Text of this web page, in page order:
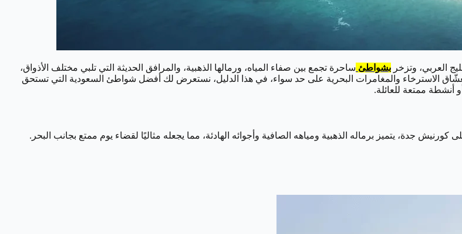
العربي، وتزخر بشواطئ ساحرة تجمع بين صفاء المياه، ورمالها الذهبية، والمرافق الحديثة التي تلبي مختلف الأذواق،
السعودية وجهة مثالية لعشّاق الاسترخاء والمغامرات البحرية على حد سواء، في هذا الدليل، نستعرض لك أفضل شواطئ السعودية التي تستحق
أنشطة ممتعة للعائلة.